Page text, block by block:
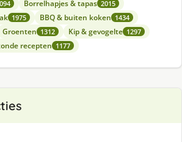
Borrelhapjes & tapas 2015
1975 BBQ & buiten koken 1434
Groenten 1312 Kip & gevogelte 1297
recepten 1177